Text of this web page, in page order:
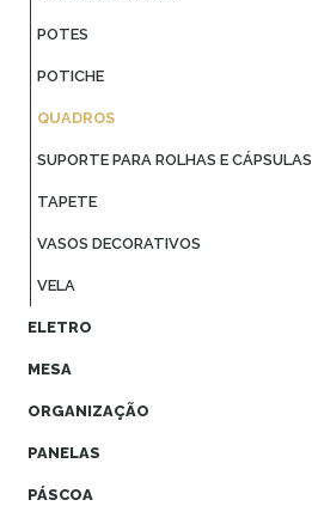
POTES
POTICHE
QUADROS
SUPORTE PARA ROLHAS E CÁPSULAS
TAPETE
VASOS DECORATIVOS
VELA
ELETRO
MESA
ORGANIZAÇÃO
PANELAS
PÁSCOA